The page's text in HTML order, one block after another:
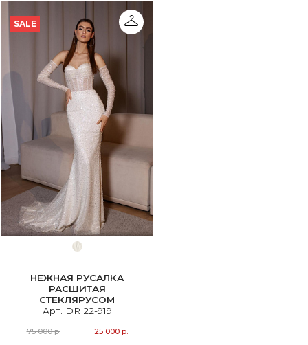
SALE
НЕЖНАЯ РУСАЛКА
РАСШИТАЯ
СТЕКЛЯРУСОМ
Арт. DR 22-919
75 000 р. 25 000 р.